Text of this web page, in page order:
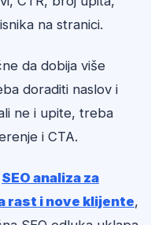
na stranici.
da dobija više
doraditi naslov i
ne i upite, treba
i CTA.
SEO analiza za
rast i nove klijente,